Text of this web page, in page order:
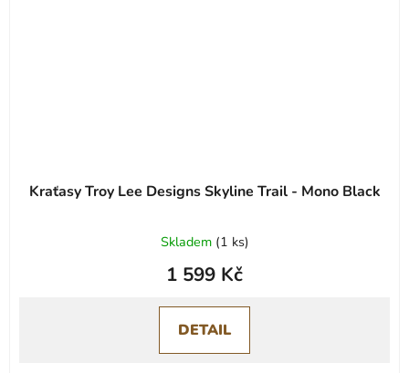
Kraťasy Troy Lee Designs Skyline Trail - Mono Black
Skladem (1 ks)
1 599 Kč
DETAIL